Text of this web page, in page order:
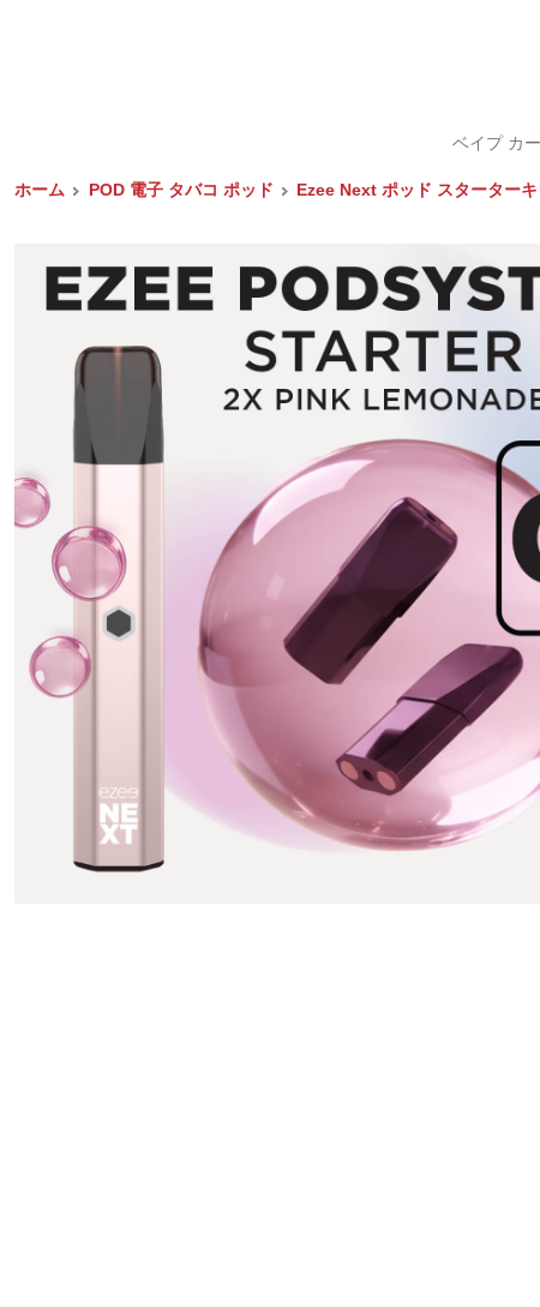
ベイプ カ
ホーム POD 電子 タバコ ポッド Ezee Next ポッド スターター